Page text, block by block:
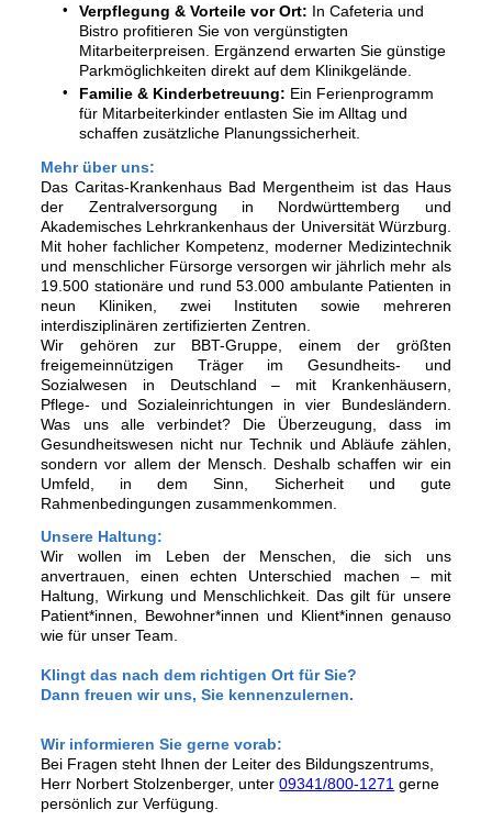
Verpflegung & Vorteile vor Ort: In Cafeteria und
Bistro profitieren Sie von vergünstigten
Mitarbeiterpreisen. Ergänzend erwarten Sie günstige
Parkmöglichkeiten direkt auf dem Klinikgelände.
Familie & Kinderbetreuung: Ein Ferienprogramm
für Mitarbeiterkinder entlasten Sie im Alltag und
schaffen zusätzliche Planungssicherheit.
Mehr über uns:
Das Caritas-Krankenhaus Bad Mergentheim ist das Haus
der Zentralversorgung in Nordwürttemberg und
Akademisches Lehrkrankenhaus der Universität Würzburg.
Mit hoher fachlicher Kompetenz, moderner Medizintechnik
und menschlicher Fürsorge versorgen wir jährlich mehr als
19.500 stationäre und rund 53.000 ambulante Patienten in
neun Kliniken, zwei Instituten sowie mehreren
interdisziplinären zertifizierten Zentren.
Wir gehören zur BBT-Gruppe, einem der größten
freigemeinnützigen Träger im Gesundheits- und
Sozialwesen in Deutschland – mit Krankenhäusern,
Pflege- und Sozialeinrichtungen in vier Bundesländern.
Was uns alle verbindet? Die Überzeugung, dass im
Gesundheitswesen nicht nur Technik und Abläufe zählen,
sondern vor allem der Mensch. Deshalb schaffen wir ein
Umfeld, in dem Sinn, Sicherheit und gute
Rahmenbedingungen zusammenkommen.
Unsere Haltung:
Wir wollen im Leben der Menschen, die sich uns
anvertrauen, einen echten Unterschied machen – mit
Haltung, Wirkung und Menschlichkeit. Das gilt für unsere
Patient*innen, Bewohner*innen und Klient*innen genauso
wie für unser Team.
Klingt das nach dem richtigen Ort für Sie?
Dann freuen wir uns, Sie kennenzulernen.
Wir informieren Sie gerne vorab:
Bei Fragen steht Ihnen der Leiter des Bildungszentrums,
Herr Norbert Stolzenberger, unter09341/800-1271 gerne
persönlich zur Verfügung.